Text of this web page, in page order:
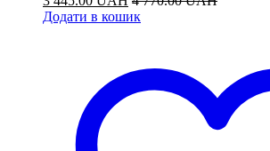
Додати в кошик